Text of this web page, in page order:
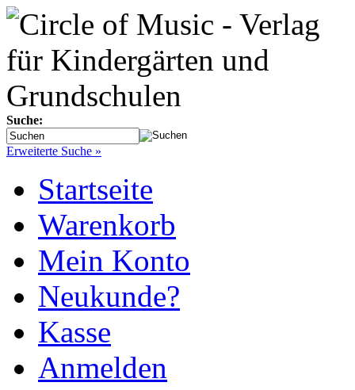
Suche:
Erweiterte Suche »
Startseite
Warenkorb
Mein Konto
Neukunde?
Kasse
Anmelden